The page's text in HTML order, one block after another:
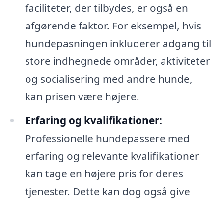
faciliteter, der tilbydes, er også en
afgørende faktor. For eksempel, hvis
hundepasningen inkluderer adgang til
store indhegnede områder, aktiviteter
og socialisering med andre hunde,
kan prisen være højere.
Erfaring og kvalifikationer:
Professionelle hundepassere med
erfaring og relevante kvalifikationer
kan tage en højere pris for deres
tjenester. Dette kan dog også give